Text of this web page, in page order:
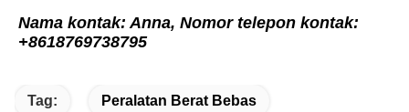
Nama kontak: Anna, Nomor telepon kontak:
+8618769738795
Tag: Peralatan Berat Bebas